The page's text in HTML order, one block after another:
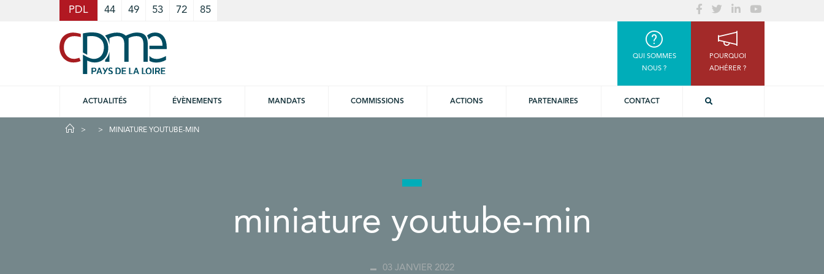
PDL 44 49 53 72 85
QUI SOMMES
NOUS ?
POURQUOI
ADHÉRER ?
ACTUALITÉS ÉVÈNEMENTS MANDATS COMMISSIONS ACTIONS PARTENAIRES CONTACT
MINIATURE YOUTUBE-MIN
miniature youtube-min
03 JANVIER 2022
Cookies management panel